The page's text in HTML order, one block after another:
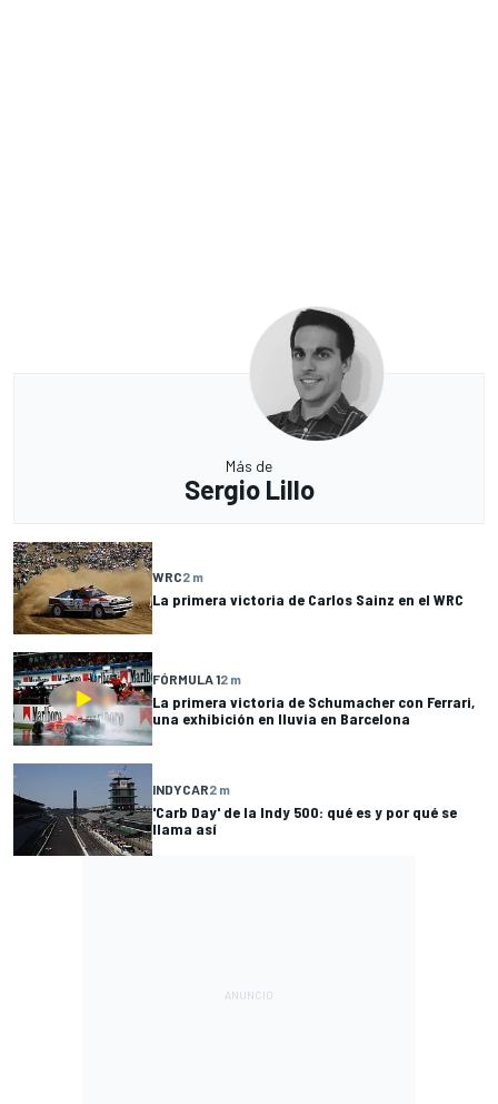
Más de
Sergio Lillo
WRC2 m
La primera victoria de Carlos Sainz en el WRC
FÓRMULA 12 m
La primera victoria de Schumacher con Ferrari,
una exhibición en lluvia en Barcelona
INDYCAR2 m
'Carb Day' de la Indy 500: qué es y por qué se
llama así